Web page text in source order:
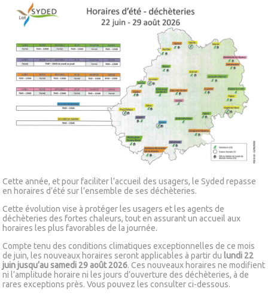
Cette année, et pour faciliter l’accueil des usagers, le Syded repasse
en horaires d’été sur l’ensemble de ses déchèteries.
Cette évolution vise à protéger les usagers et les agents de
déchèteries des fortes chaleurs, tout en assurant un accueil aux
horaires les plus favorables de la journée.
Compte tenu des conditions climatiques exceptionnelles de ce mois
de juin, les nouveaux horaires seront applicables à partir du lundi 22
juin jusqu’au samedi 29 août 2026. Ces nouveaux horaires ne modifient
ni l’amplitude horaire ni les jours d’ouverture des déchèteries, à de
rares exceptions près. Vous pouvez les consulter ci-dessous.